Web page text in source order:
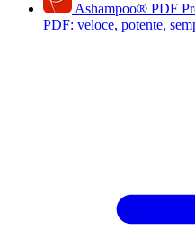
Ashampoo® PDF
PDF: veloce, potente,